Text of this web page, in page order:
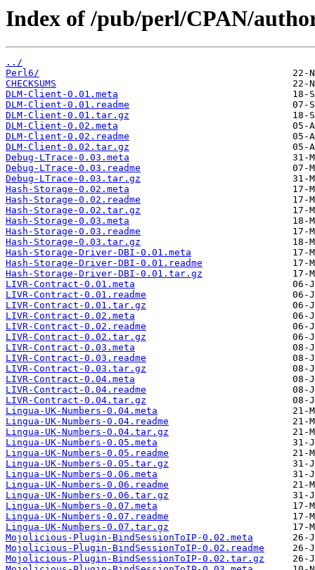
Index of /pub/perl/CPAN/
../
Perl6/
CHECKSUMS
DLM-Client-0.01.meta
DLM-Client-0.01.readme
DLM-Client-0.01.tar.gz
DLM-Client-0.02.meta
DLM-Client-0.02.readme
DLM-Client-0.02.tar.gz
Debug-LTrace-0.03.meta
Debug-LTrace-0.03.readme
Debug-LTrace-0.03.tar.gz
Hash-Storage-0.02.meta
Hash-Storage-0.02.readme
Hash-Storage-0.02.tar.gz
Hash-Storage-0.03.meta
Hash-Storage-0.03.readme
Hash-Storage-0.03.tar.gz
Hash-Storage-Driver-DBI-0.01.meta
Hash-Storage-Driver-DBI-0.01.readme
Hash-Storage-Driver-DBI-0.01.tar.gz
LIVR-Contract-0.01.meta
LIVR-Contract-0.01.readme
LIVR-Contract-0.01.tar.gz
LIVR-Contract-0.02.meta
LIVR-Contract-0.02.readme
LIVR-Contract-0.02.tar.gz
LIVR-Contract-0.03.meta
LIVR-Contract-0.03.readme
LIVR-Contract-0.03.tar.gz
LIVR-Contract-0.04.meta
LIVR-Contract-0.04.readme
LIVR-Contract-0.04.tar.gz
Lingua-UK-Numbers-0.04.meta
Lingua-UK-Numbers-0.04.readme
Lingua-UK-Numbers-0.04.tar.gz
Lingua-UK-Numbers-0.05.meta
Lingua-UK-Numbers-0.05.readme
Lingua-UK-Numbers-0.05.tar.gz
Lingua-UK-Numbers-0.06.meta
Lingua-UK-Numbers-0.06.readme
Lingua-UK-Numbers-0.06.tar.gz
Lingua-UK-Numbers-0.07.meta
Lingua-UK-Numbers-0.07.readme
Lingua-UK-Numbers-0.07.tar.gz
Mojolicious-Plugin-BindSessionToIP-0.02.meta
Mojolicious-Plugin-BindSessionToIP-0.02.readme
Mojolicious-Plugin-BindSessionToIP-0.02.tar.gz